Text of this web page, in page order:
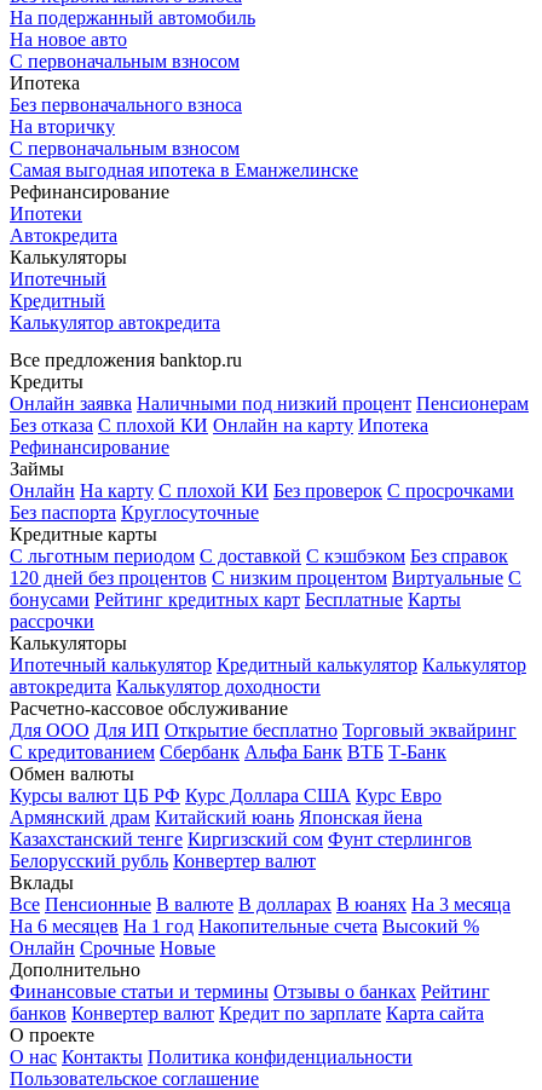
На подержанный автомобиль
На новое авто
С первоначальным взносом
Ипотека
Без первоначального взноса
На вторичку
С первоначальным взносом
Самая выгодная ипотека в Еманжелинске
Рефинансирование
Ипотеки
Автокредита
Калькуляторы
Ипотечный
Кредитный
Калькулятор автокредита
Все предложения banktop.ru
Кредиты
Онлайн заявка Наличными под низкий процент Пенсионерам
Без отказа С плохой КИ Онлайн на карту Ипотека
Рефинансирование
Займы
Онлайн На карту С плохой КИ Без проверок С просрочками
Без паспорта Круглосуточные
Кредитные карты
С льготным периодом С доставкой С кэшбэком Без справок
120 дней без процентов С низким процентом Виртуальные С
бонусами Рейтинг кредитных карт Бесплатные Карты
рассрочки
Калькуляторы
Ипотечный калькулятор Кредитный калькулятор Калькулятор
автокредита Калькулятор доходности
Расчетно-кассовое обслуживание
Для ООО Для ИП Открытие бесплатно Торговый эквайринг
С кредитованием Сбербанк Альфа Банк ВТБ Т-Банк
Обмен валюты
Курсы валют ЦБ РФ Курс Доллара США Курс Евро
Армянский драм Китайский юань Японская йена
Казахстанский тенге Киргизский сом Фунт стерлингов
Белорусский рубль Конвертер валют
Вклады
Все Пенсионные В валюте В долларах В юанях На 3 месяца
На 6 месяцев На 1 год Накопительные счета Высокий %
Онлайн Срочные Новые
Дополнительно
Финансовые статьи и термины Отзывы о банках Рейтинг
банков Конвертер валют Кредит по зарплате Карта сайта
О проекте
О нас Контакты Политика конфиденциальности
Пользовательское соглашение